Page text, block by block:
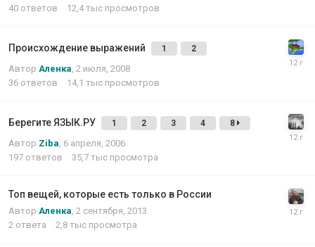
40 ответов 12,4 тыс просмотров
Происхождение выражений 1 2
Автор Аленка 2 июля, 2008
36 ответов 14,1 тыс просмотров
Берегите ЯЗЫК.РУ 1 2 3 4 8
Автор Ziba 6 апреля, 2006
197 ответов 35,7 тыс просмотра
Топ вещей, которые есть только в России
Автор Аленка 2 сентября, 2013
2 ответа 2,8 тыс просмотра